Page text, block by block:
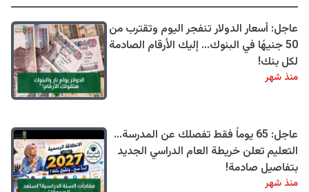
عاجل: أسعار الدولار تنفجر اليوم وتقترب من
50 جنيهًا في البنوك... إليك الأرقام الصادمة
لكل بنك!
منذ شهر
عاجل: 65 يوماً فقط تفصلك عن المدرسة...
التعليم تعلن خريطة العام الدراسي الجديد
بتفاصيل صادمة!
منذ شهر